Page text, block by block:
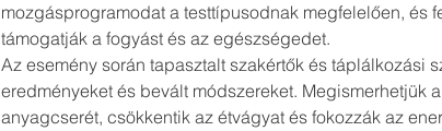
mozgásprogramodat a testtípusodnak megfelelően, és
támogatják a fogyást és az egészségedet.
Az esemény során tapasztalt szakértők és táplálkozási
eredményeket és bevált módszereket.
anyagcserét, csökkentik az étvágyat és fokozzák az